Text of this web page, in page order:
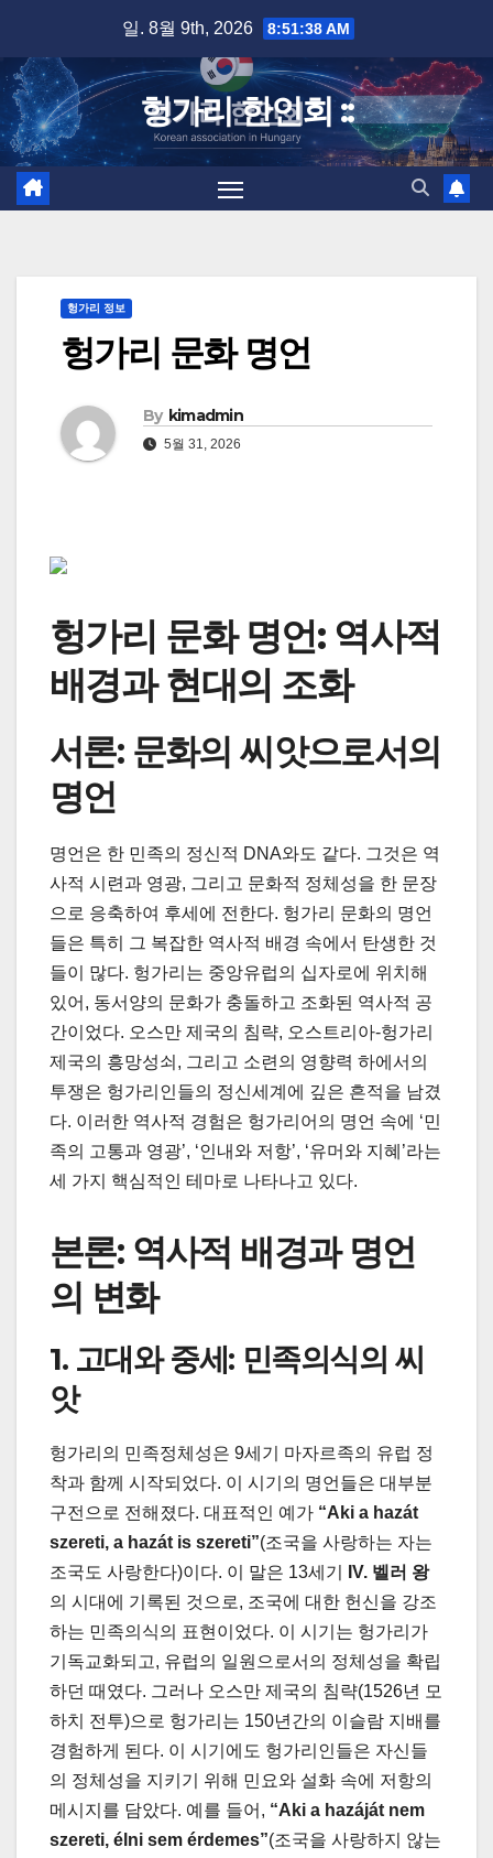
content
일. 8월 9th, 2026 8:51:39 AM
헝가리 한인회 ::
헝가리 정보
헝가리 문화 명언
By kimadmin
5월 31, 2026
헝가리 문화 명언: 역사적
배경과 현대의 조화
서론: 문화의 씨앗으로서의
명언
명언은 한 민족의 정신적 DNA와도 같다. 그것은 역
사적 시련과 영광, 그리고 문화적 정체성을 한 문장
으로 응축하여 후세에 전한다. 헝가리 문화의 명언
들은 특히 그 복잡한 역사적 배경 속에서 탄생한 것
들이 많다. 헝가리는 중앙유럽의 십자로에 위치해
있어, 동서양의 문화가 충돌하고 조화된 역사적 공
간이었다. 오스만 제국의 침략, 오스트리아-헝가리
제국의 흥망성쇠, 그리고 소련의 영향력 하에서의
투쟁은 헝가리인들의 정신세계에 깊은 흔적을 남겼
다. 이러한 역사적 경험은 헝가리어의 명언 속에 ‘민
족의 고통과 영광’, ‘인내와 저항’, ‘유머와 지혜’라는
세 가지 핵심적인 테마로 나타나고 있다.
본론: 역사적 배경과 명언
의 변화
1. 고대와 중세: 민족의식의 씨
앗
헝가리의 민족정체성은 9세기 마자르족의 유럽 정
착과 함께 시작되었다. 이 시기의 명언들은 대부분
구전으로 전해졌다. 대표적인 예가 “Aki a hazát
szereti, a hazát is szereti”(조국을 사랑하는 자는
조국도 사랑한다)이다. 이 말은 13세기
IV. 벨러 왕
의 시대에 기록된 것으로, 조국에 대한 헌신을 강조
하는 민족의식의 표현이었다. 이 시기는 헝가리가
기독교화되고, 유럽의 일원으로서의 정체성을 확립
하던 때였다. 그러나 오스만 제국의 침략(1526년 모
하치 전투)으로 헝가리는 150년간의 이슬람 지배를
경험하게 된다. 이 시기에도 헝가리인들은 자신들
의 정체성을 지키기 위해 민요와 설화 속에 저항의
메시지를 담았다. 예를 들어, “Aki a hazáját nem
szereti, élni sem érdemes”(조국을 사랑하지 않는